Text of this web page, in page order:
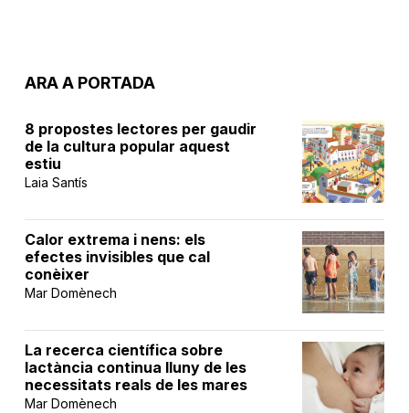
ARA A PORTADA
8 propostes lectores per gaudir
de la cultura popular aquest
estiu
Laia Santís
Calor extrema i nens: els
efectes invisibles que cal
conèixer
Mar Domènech
La recerca científica sobre
lactància continua lluny de les
necessitats reals de les mares
Mar Domènech